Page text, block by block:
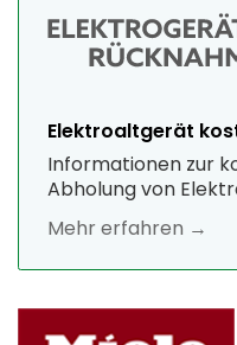
Elektroaltgerät
Informationen zur
Abholung von
Mehr erfahren →